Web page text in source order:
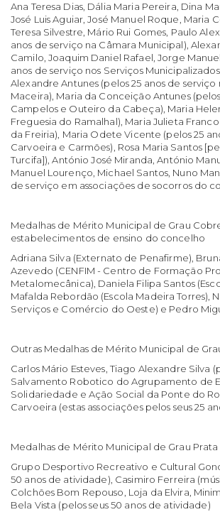
Ana Teresa Dias, Dália Maria Pereira, Dina
José Luis Aguiar, José Manuel Roque, Maria
Teresa Silvestre, Mário Rui Gomes, Paulo
anos de serviço na Câmara Municipal),
Camilo, Joaquim Daniel Rafael, Jorge
anos de serviço nos Serviços
Alexandre Antunes (pelos 25 anos de
Maceira), Maria da Conceição Antunes
Campelos e Outeiro da Cabeça), Maria
Freguesia do Ramalhal), Maria Julieta
da Freiria), Maria Odete Vicente (pelos 25
Carvoeira e Carmões), Rosa Maria Santos
Turcifa]), António José Miranda, António
Manuel Lourenço, Michael Santos, Nuno
de serviço em associações de socorros do
Medalhas de Mérito Municipal de Grau
estabelecimentos de ensino do concelho
Adriana Silva (Externato de Penafirme),
Azevedo (CENFIM - Centro de Formação
Metalomecânica), Daniela Filipa Santos
Mafalda Rebordão (Escola Madeira Torres),
Serviços e Comércio do Oeste) e Pedro
Outras Medalhas de Mérito Municipal de
Carlos Mário Esteves, Tiago Alexandre Silva
Salvamento Robotico do Agrupamento de
Solidariedade e Ação Social da Ponte do
Carvoeira (estas associações pelos seus 25
Medalhas de Mérito Municipal de Grau Prata
Grupo Desportivo Recreativo e Cultural
50 anos de atividade), Casimiro Ferreira
Colchões Bom Repouso, Loja da Elvira,
Bela Vista (pelos seus 50 anos de atividade)